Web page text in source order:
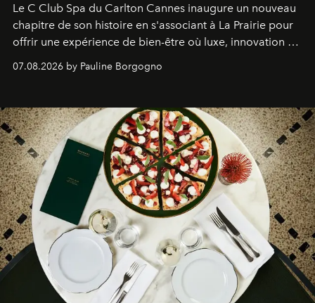
Le C Club Spa du Carlton Cannes inaugure un nouveau
chapitre de son histoire en s'associant à La Prairie pour
offrir une expérience de bien-être où luxe, innovation et
07.08.2026 by Pauline Borgogno